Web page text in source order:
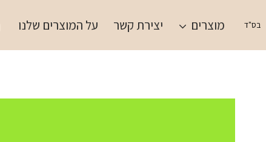
toבס"ד מוצרים יצירת קשר על המוצרים שלנו